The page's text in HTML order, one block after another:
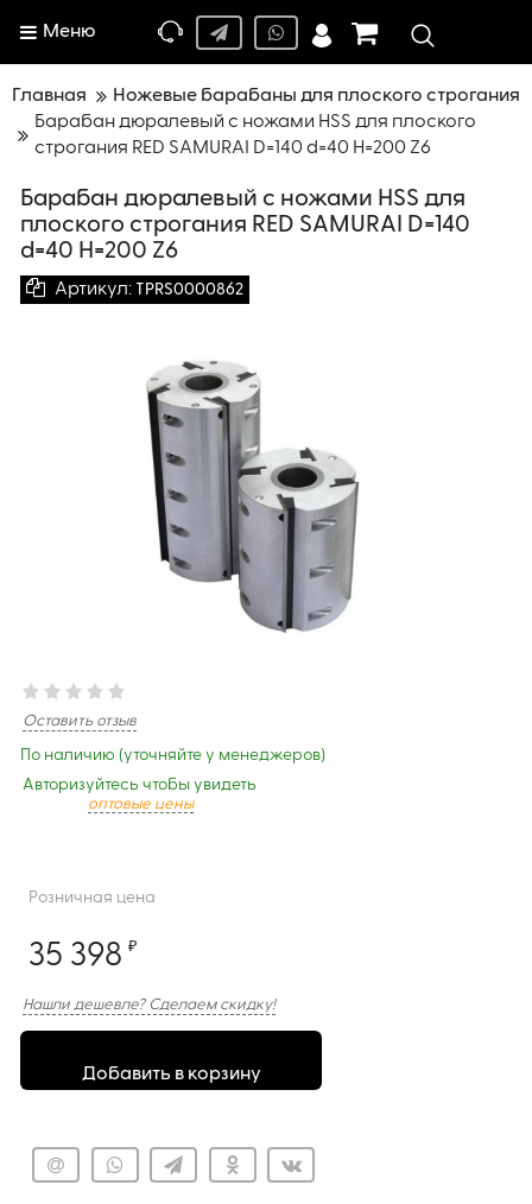
Меню
Главная
Ножевые барабаны для плоского строгания
Барабан дюралевый с ножами HSS для плоского
строгания RED SAMURAI D=140 d=40 H=200 Z6
Барабан дюралевый с ножами HSS для
плоского строгания RED SAMURAI D=140
d=40 H=200 Z6
Артикул: TPRS0000862
Оставить отзыв
По наличию (уточняйте у менеджеров)
Авторизуйтесь чтобы увидеть
оптовые цены
Розничная цена
35 398 ₽
Нашли дешевле? Сделаем скидку!
Добавить в корзину